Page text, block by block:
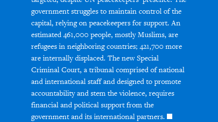
government struggles to maintain control of the
capital, relying on peacekeepers for support. An
estimated 461,000 people, mostly Muslims, are
refugees in neighboring countries; 421,700 more
are internally displaced. The new Special
Criminal Court, a tribunal comprised of national
and international staff and designed to promote
accountability and stem the violence, requires
financial and political support from the
government and its international partners.